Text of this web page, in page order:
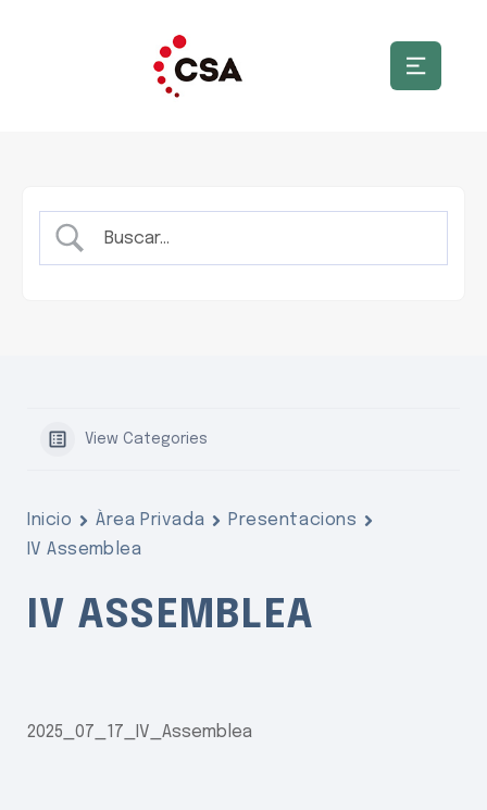
View Categories
Inicio Àrea Privada
Presentacions
IV Assemblea
IV ASSEMBLEA
2025_07_17_IV_Assemblea